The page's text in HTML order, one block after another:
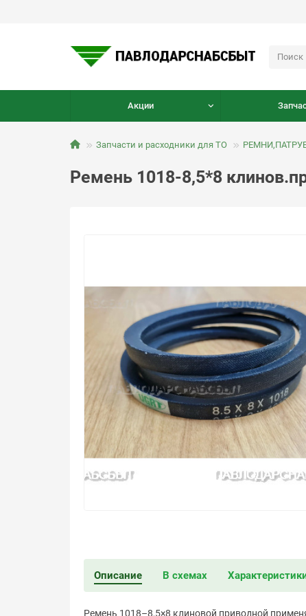
Акции
Запчасти и расходники для ТО
Ремень 1018-8,5*8
Описание В схемах
Ремень 1018–8,5×8 клиновой приводной